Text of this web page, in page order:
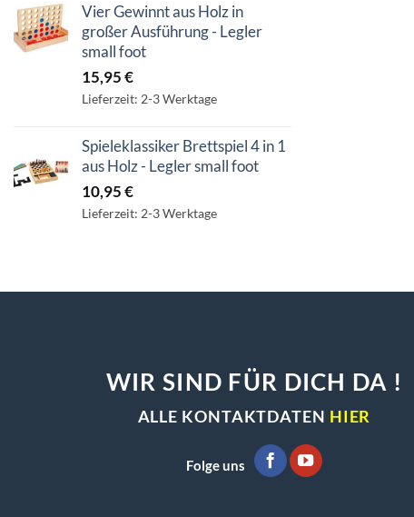
Vier Gewinnt aus Holz in
großer Ausführung - Legler
small foot
15,95€
Lieferzeit: 2-3 Werktage
Spieleklassiker Brettspiel 4 in 1
aus Holz - Legler small foot
10,95€
Lieferzeit: 2-3 Werktage
WIR SIND FÜR DICH DA !
ALLE KONTAKTDATEN HIER
Folge uns